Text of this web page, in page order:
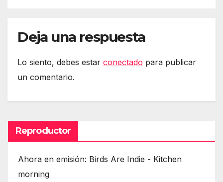
Deja una respuesta
Lo siento, debes estar conectado para publicar
un comentario.
Reproductor
Ahora en emisión: Birds Are Indie - Kitchen
morning